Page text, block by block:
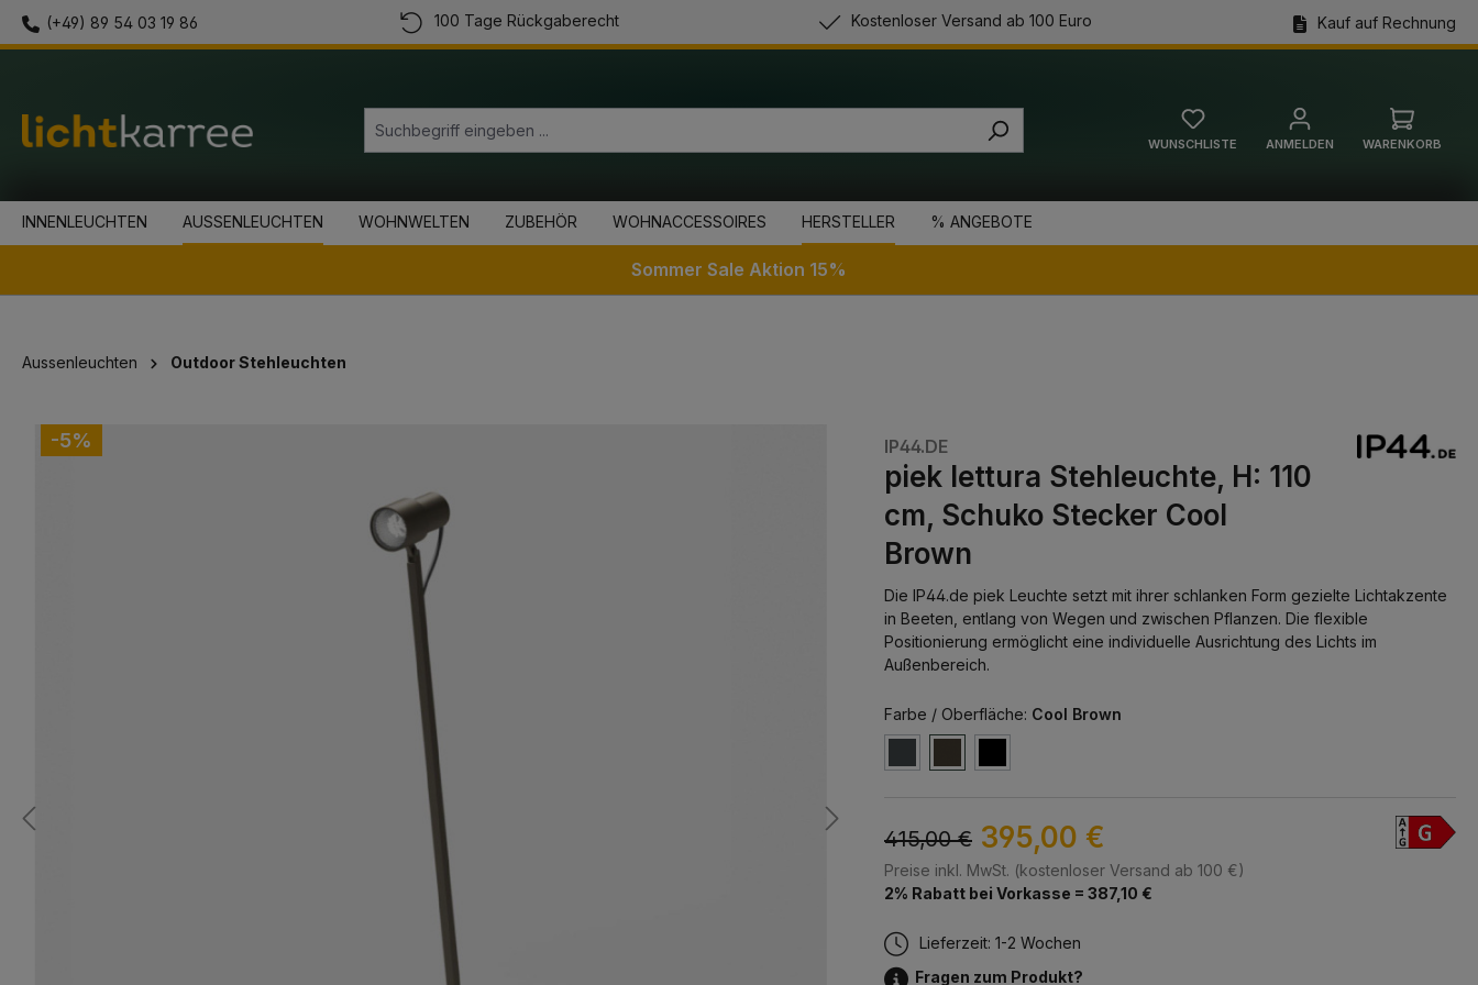
Zur Hauptnavigation springen
(+49) 89 54 03 19 86 100 Tage Rückgaberecht Kostenloser Versand ab 100 Euro Kauf auf Rechnung
WUNSCHLISTE ANMELDEN WARENKORB
INNENLEUCHTEN
AUSSENLEUCHTEN WOHNWELTEN ZUBEHÖR WOHNACCESSOIRES HERSTELLER % ANGEBOTE
Sommer Sale Aktion 15%
Aussenleuchten Outdoor Stehleuchten
Bildergalerie überspringen
-5% IP44.DE
piek lettura Stehleuchte, H: 110
cm, Schuko Stecker Cool
Brown
Die IP44.de piek Leuchte setzt mit ihrer schlanken Form gezielte Lichtakzente
in Beeten, entlang von Wegen und zwischen Pflanzen. Die flexible
Positionierung ermöglicht eine individuelle Ausrichtung des Lichts im
Außenbereich.
Farbe / Oberfläche: Cool Brown
415,00 € 395,00 €
Preise inkl. MwSt. (kostenloser Versand ab 100 €)
2% Rabatt bei Vorkasse = 387,10 €
Lieferzeit: 1-2 Wochen
Fragen zum Produkt?